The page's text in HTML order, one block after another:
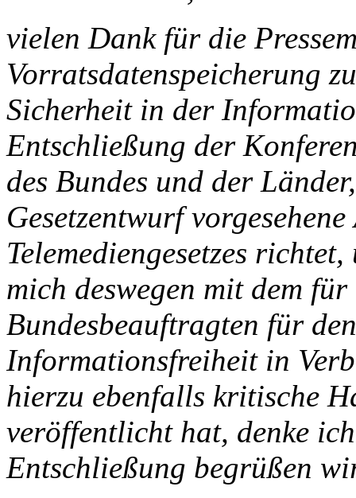
vielen Dank für die
Vorratsdatenspeicherung
Sicherheit in der
Entschließung der
des Bundes und der
Gesetzentwurf
Telemediengesetzes
mich deswegen mit dem
Bundesbeauftragten für
Informationsfreiheit in
hierzu ebenfalls kritische
veröffentlicht hat, denke
Entschließung begrüßen